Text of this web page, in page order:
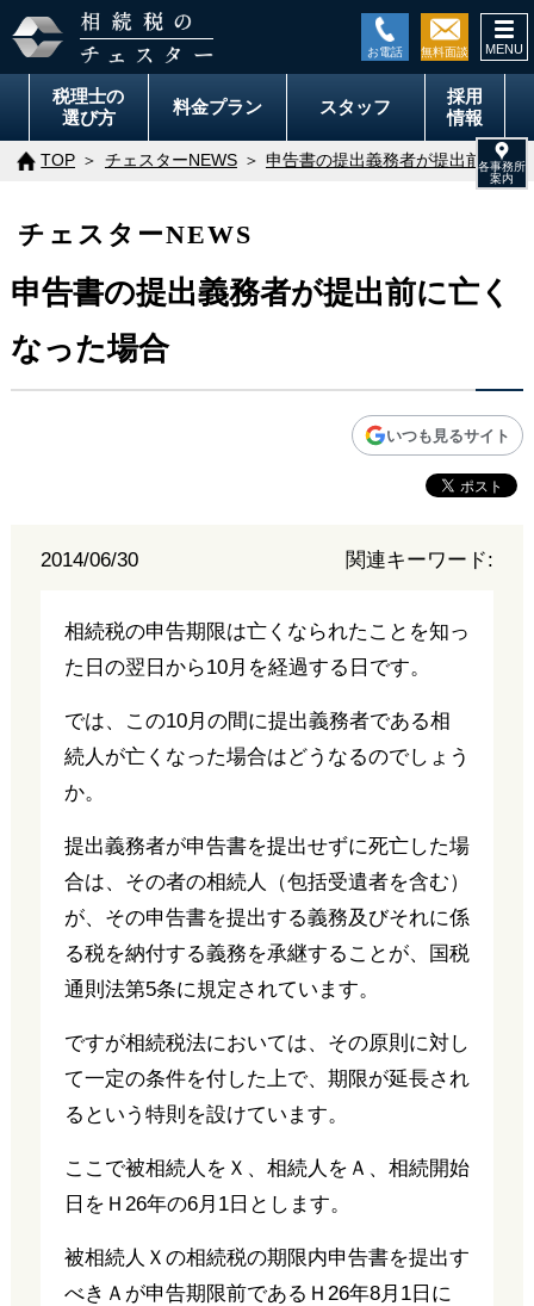
税理士の
選び方
料金プラン スタッフ
採用
情報
TOP チェスターNEWS 申告書の提出義務者が提出前に亡
チェスターNEWS
申告書の提出義務者が提出前に亡く
なった場合
いつも見るサイト
2014/06/30 関連キーワード:
相続税の申告期限は亡くなられたことを知っ
た日の翌日から10月を経過する日です。
では、この10月の間に提出義務者である相
続人が亡くなった場合はどうなるのでしょう
か。
提出義務者が申告書を提出せずに死亡した場
合は、その者の相続人（包括受遺者を含む）
が、その申告書を提出する義務及びそれに係
る税を納付する義務を承継することが、国税
通則法第5条に規定されています。
ですが相続税法においては、その原則に対し
て一定の条件を付した上で、期限が延長され
るという特則を設けています。
ここで被相続人をＸ、相続人をＡ、相続開始
日をＨ26年の6月1日とします。
被相続人Ｘの相続税の期限内申告書を提出す
べきＡが申告期限前であるＨ26年8月1日に